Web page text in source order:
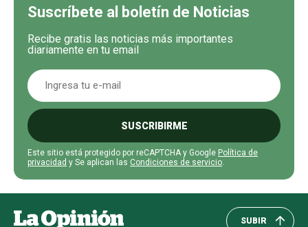
Suscríbete al boletín de Noticias
Recibe gratis las noticias más importantes
diariamente en tu email
SUSCRIBIRME
Este sitio está protegido por reCAPTCHA y Google Política de
privacidad y Se aplican las Condiciones de servicio.
SUBIR